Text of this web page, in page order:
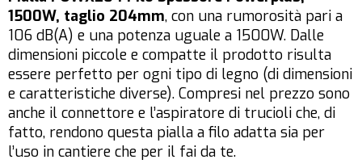
1500W, taglio 204mm, con una rumorosità pari a
106 dB(A) e una potenza uguale a 1500W. Dalle
dimensioni piccole e compatte il prodotto risulta
essere perfetto per ogni tipo di legno (di dimensioni
e caratteristiche diverse). Compresi nel prezzo sono
anche il connettore e l’aspiratore di trucioli che, di
fatto, rendono questa pialla a filo adatta sia per
l’uso in cantiere che per il fai da te.